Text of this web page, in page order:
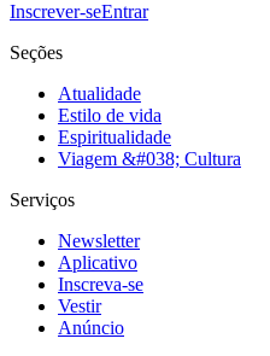
Inscrever-seEntrar
Seções
Atualidade
Estilo de vida
Espiritualidade
Viagem &#038; Cultura
Serviços
Newsletter
Aplicativo
Inscreva-se
Vestir
Anúncio